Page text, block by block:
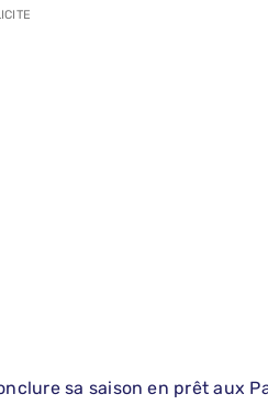
sa saison en prêt aux